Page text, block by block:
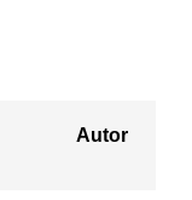
Autor